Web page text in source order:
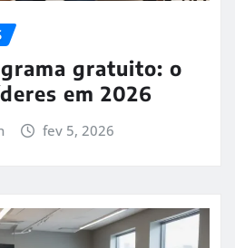
gratuito: o
em 2026
fev 5, 2026